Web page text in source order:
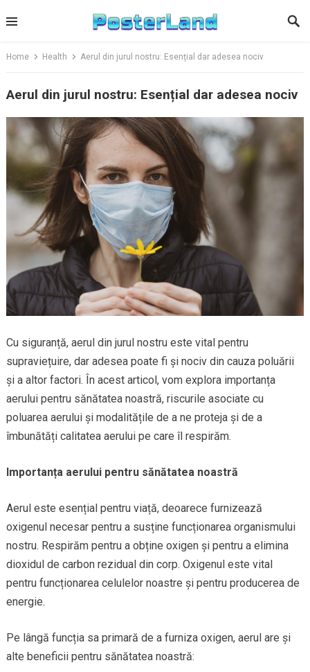
to
Home Health Aerul din jurul nostru: Esențial dar adesea nociv
Aerul din jurul nostru: Esențial dar adesea nociv
Cu siguranță, aerul din jurul nostru este vital pentru
supraviețuire, dar adesea poate fi și nociv din cauza poluării
și a altor factori. În acest articol, vom explora importanța
aerului pentru sănătatea noastră, riscurile asociate cu
poluarea aerului și modalitățile de a ne proteja și de a
îmbunătăți calitatea aerului pe care îl respirăm.
Importanța aerului pentru sănătatea noastră
Aerul este esențial pentru viață, deoarece furnizează
oxigenul necesar pentru a susține funcționarea organismului
nostru. Respirăm pentru a obține oxigen și pentru a elimina
dioxidul de carbon rezidual din corp. Oxigenul este vital
pentru funcționarea celulelor noastre și pentru producerea de
energie.
Pe lângă funcția sa primară de a furniza oxigen, aerul are și
alte beneficii pentru sănătatea noastră: